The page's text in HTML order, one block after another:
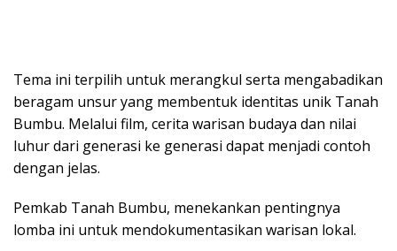
Tema ini terpilih untuk merangkul serta mengabadikan
beragam unsur yang membentuk identitas unik Tanah
Bumbu. Melalui film, cerita warisan budaya dan nilai
luhur dari generasi ke generasi dapat menjadi contoh
dengan jelas.
Pemkab Tanah Bumbu, menekankan pentingnya
lomba ini untuk mendokumentasikan warisan lokal.